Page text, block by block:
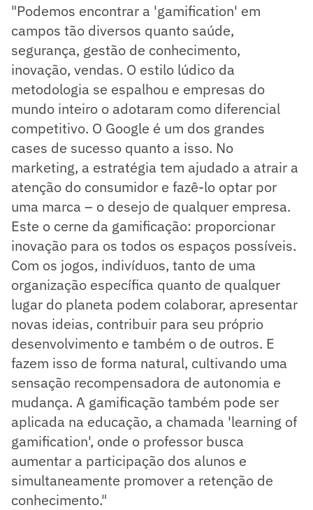
"Podemos encontrar a 'gamification' em
campos tão diversos quanto saúde,
segurança, gestão de conhecimento,
inovação, vendas. O estilo lúdico da
metodologia se espalhou e empresas do
mundo inteiro o adotaram como diferencial
competitivo. O Google é um dos grandes
cases de sucesso quanto a isso. No
marketing, a estratégia tem ajudado a atrair a
atenção do consumidor e fazê-lo optar por
uma marca – o desejo de qualquer empresa.
Este o cerne da gamificação: proporcionar
inovação para os todos os espaços possíveis.
Com os jogos, indivíduos, tanto de uma
organização específica quanto de qualquer
lugar do planeta podem colaborar, apresentar
novas ideias, contribuir para seu próprio
desenvolvimento e também o de outros. E
fazem isso de forma natural, cultivando uma
sensação recompensadora de autonomia e
mudança. A gamificação também pode ser
aplicada na educação, a chamada 'learning of
gamification', onde o professor busca
aumentar a participação dos alunos e
simultaneamente promover a retenção de
conhecimento."